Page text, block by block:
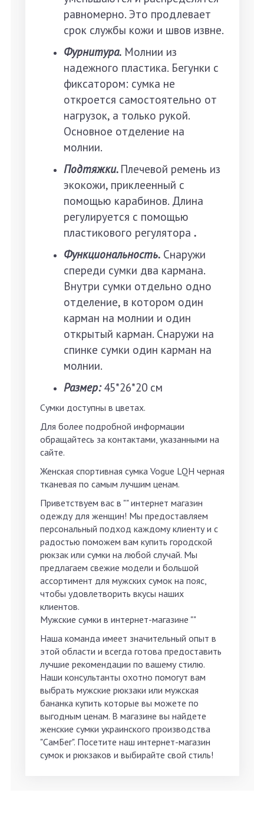
равномерно. Это продлевает
срок службы кожи и швов извне.
Фурнитура. Молнии из
надежного пластика. Бегунки с
фиксатором: сумка не
откроется самостоятельно от
нагрузок, а только рукой.
Основное отделение на
молнии.
Подтяжки. Плечевой ремень из
экокожи, приклеенный с
помощью карабинов. Длина
регулируется с помощью
пластикового регулятора .
Функциональность. Снаружи
спереди сумки два кармана.
Внутри сумки отдельно одно
отделение, в котором один
карман на молнии и один
открытый карман. Снаружи на
спинке сумки один карман на
молнии.
Размер:45*26*20 см
Сумки доступны в цветах.
Для более подробной информации
обращайтесь за контактами, указанными на
сайте.
Женская спортивная сумка Vogue LQH черная
тканевая по самым лучшим ценам.
Приветствуем вас в "" интернет магазин
одежду для женщин! Мы предоставляем
персональный подход каждому клиенту и с
радостью поможем вам купить городской
рюкзак или сумки на любой случай. Мы
предлагаем свежие модели и большой
ассортимент для мужских сумок на пояс,
чтобы удовлетворить вкусы наших
клиентов.
Мужские сумки в интернет-магазине ""
Наша команда имеет значительный опыт в
этой области и всегда готова предоставить
лучшие рекомендации по вашему стилю.
Наши консультанты охотно помогут вам
выбрать мужские рюкзаки или мужская
бананка купить которые вы можете по
выгодным ценам. В магазине вы найдете
женские сумки украинского производства
"СамБег". Посетите наш интернет-магазин
сумок и рюкзаков и выбирайте свой стиль!